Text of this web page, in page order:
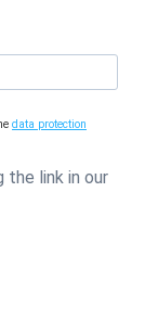
data protection
the link in our